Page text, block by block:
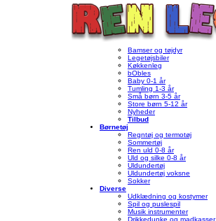
Bamser og tøjdyr
Legetøjsbiler
Køkkenleg
bObles
Baby 0-1 år
Tumling 1-3 år
Små børn 3-5 år
Store børn 5-12 år
Nyheder
Tilbud
Børnetøj
Regntøj og termotøj
Sommertøj
Ren uld 0-8 år
Uld og silke 0-8 år
Uldundertøj
Uldundertøj voksne
Sokker
Diverse
Udklædning og kostymer
Spil og puslespil
Musik instrumenter
Drikkedunke og madkasser